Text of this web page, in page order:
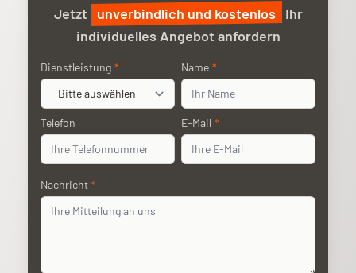
Jetzt unverbindlich und kostenlos
Ihr
individuelles Angebot anfordern
Anliegen
Dienstleistung * Name
Name *
Telefon
Telefon E-Mail
E-Mail *
Nachricht
Nachricht *